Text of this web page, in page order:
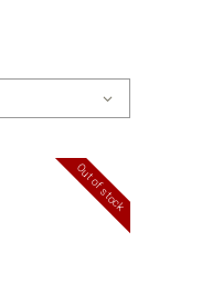
Out of stock